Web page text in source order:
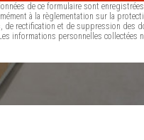
de ce formulaire sont
à la règlementation sur la
de rectification et de suppression des
informations personnelles collectées